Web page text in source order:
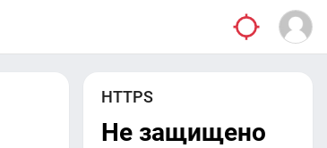
HTTPS
Не защищено